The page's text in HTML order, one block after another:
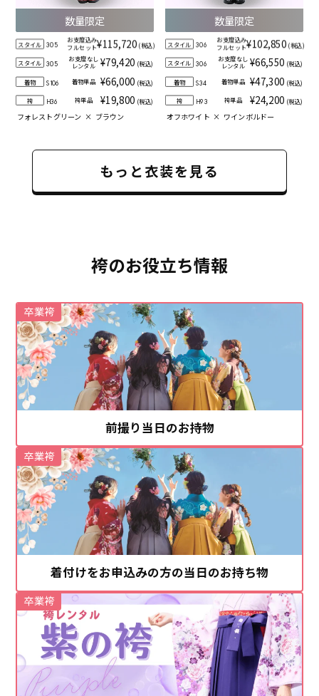
数量限定
スタイル 305
お支度込み
フルセット¥115,720 (税込)
スタイル 305
お支度なし
レンタル
¥79,420 (税込)
着物 S106 着物単品 ¥66,000 (税込)
袴 H36 袴単品 ¥19,800 (税込)
フォレストグリーン × ブラウン
数量限定
スタイル 306
お支度込み
フルセット¥102,850 (税込)
スタイル 306
お支度なし
レンタル ¥66,550 (税込)
着物 S34 着物単品 ¥47,300 (税込)
袴 H93 袴単品 ¥24,200 (税込)
オフホワイト × ワインボルドー
もっと衣装を見る
袴のお役立ち情報
前撮り当日のお持物
卒業袴
着付けをお申込みの方の当日のお持ち物
卒業袴
卒業袴